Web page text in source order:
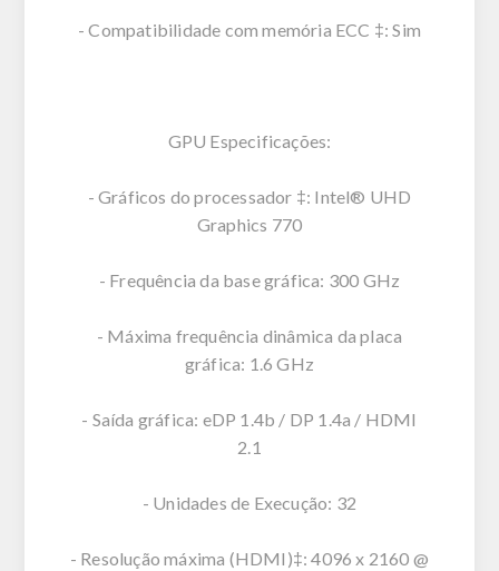
- Compatibilidade com memória ECC ‡: Sim
GPU Especificações:
- Gráficos do processador ‡: Intel® UHD
Graphics 770
- Frequência da base gráfica: 300 GHz
- Máxima frequência dinâmica da placa
gráfica: 1.6 GHz
- Saída gráfica: eDP 1.4b / DP 1.4a / HDMI
2.1
- Unidades de Execução: 32
- Resolução máxima (HDMI)‡: 4096 x 2160 @